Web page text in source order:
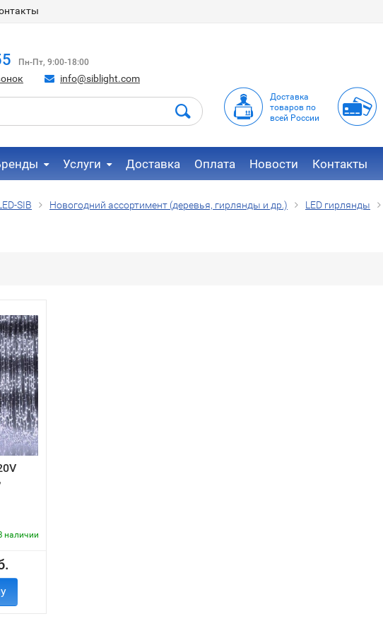
Пн-Пт, 9:00-18:00
info@siblight.com
Доставка
товаров по
всей России
Услуги Доставка Оплата Новости Контакты
SIB Новогодний ассортимент (деревья, гирлянды и др.) LED гирлянды
наличии